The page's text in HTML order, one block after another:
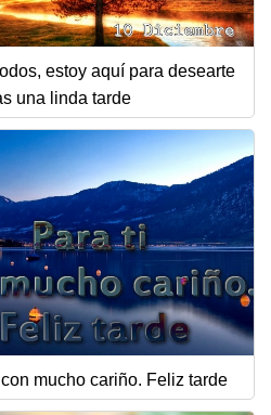
estoy aquí para desearte
una linda tarde
mucho cariño. Feliz tarde